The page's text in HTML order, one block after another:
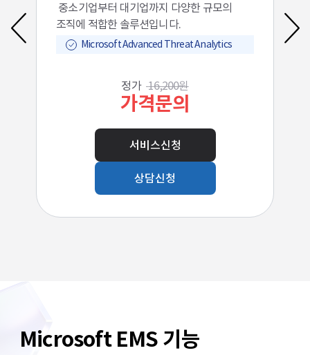
중소기업부터 대기업까지 다양한 규모의
조직에 적합한 솔루션입니다.
Microsoft Advanced Threat Analytics
정가 16,200원
가격문의
서비스신청
상담신청
Microsoft EMS 기능